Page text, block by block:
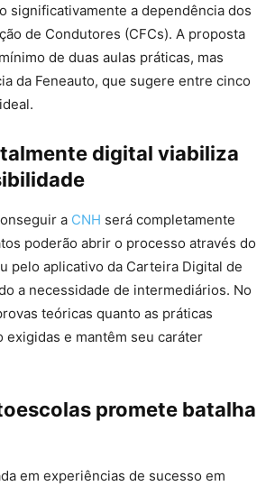
significativamente a dependência dos
de Condutores (CFCs). A proposta
de duas aulas práticas, mas
da Feneauto, que sugere entre cinco
digital viabiliza
a CNH será completamente
poderão abrir o processo através do
pelo aplicativo da Carteira Digital de
a necessidade de intermediários. No
teóricas quanto as práticas
exigidas e mantêm seu caráter
promete batalha
em experiências de sucesso em